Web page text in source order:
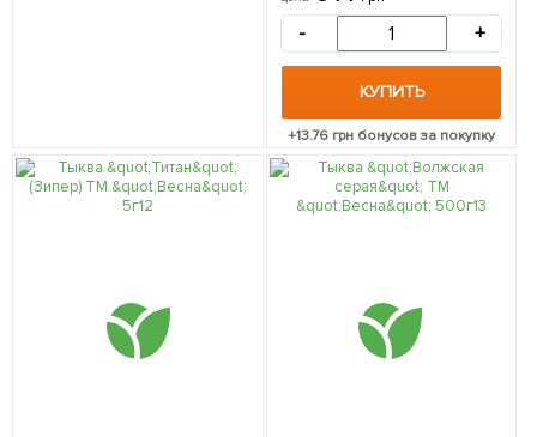
- +
КУПИТЬ
+13.76грн бонусов за покупку